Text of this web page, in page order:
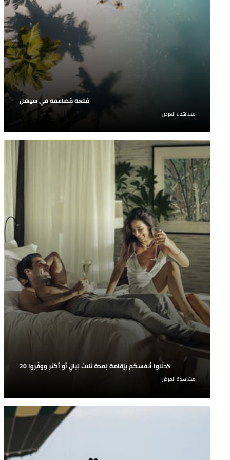
مُتعة مُضاعفة في سيشل
احصلوا على ليلة مجانية عند الجمع بين الإقامة معنا
مشاهدة العرض
دلّلوا أنفسكم بإقامة لِمدة ثلاث ليالٍ أو أكثر ووفّروا 20%
مشاهدة العرض